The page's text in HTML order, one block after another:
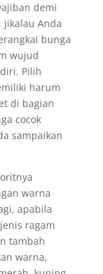
demi
Anda
bunga
wujud
Pilih
harum
di bagian
cocok
sampaikan
warna
apabila
ragam
tambah
warna,